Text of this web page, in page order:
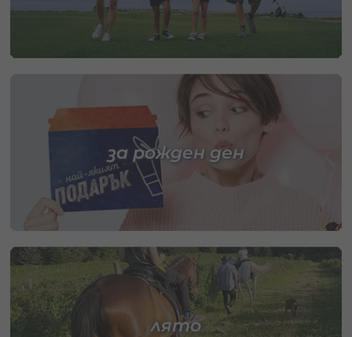
за рожден ден
лято